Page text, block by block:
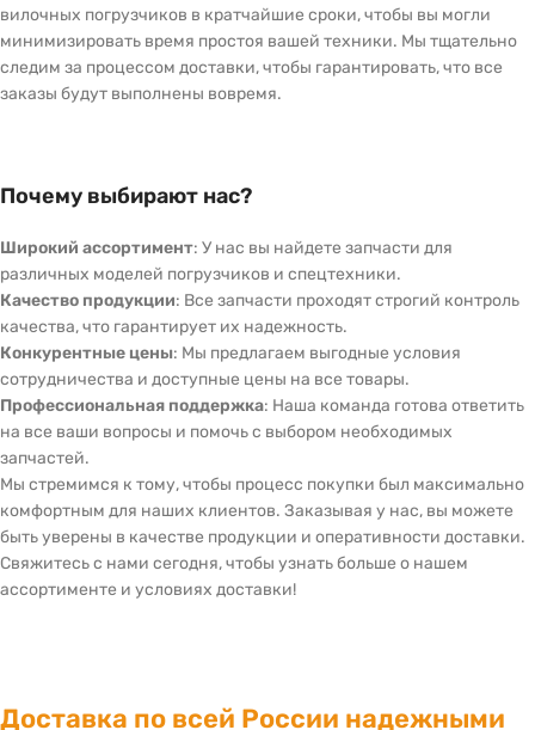
вилочных погрузчиков в кратчайшие сроки, чтобы вы могли
минимизировать время простоя вашей техники. Мы тщательно
следим за процессом доставки, чтобы гарантировать, что все
заказы будут выполнены вовремя.
Почему выбирают нас?
Широкий ассортимент: У нас вы найдете запчасти для
различных моделей погрузчиков и спецтехники.
Качество продукции: Все запчасти проходят строгий контроль
качества, что гарантирует их надежность.
Конкурентные цены: Мы предлагаем выгодные условия
сотрудничества и доступные цены на все товары.
Профессиональная поддержка: Наша команда готова ответить
на все ваши вопросы и помочь с выбором необходимых
запчастей.
Мы стремимся к тому, чтобы процесс покупки был максимально
комфортным для наших клиентов. Заказывая у нас, вы можете
быть уверены в качестве продукции и оперативности доставки.
Свяжитесь с нами сегодня, чтобы узнать больше о нашем
ассортименте и условиях доставки!
Доставка по всей России надежными